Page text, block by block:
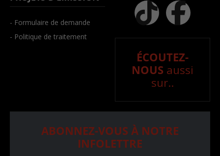
- Formulaire de demande
- Politique de traitement
ÉCOUTEZ-
NOUS aussi
sur..
ABONNEZ-VOUS À NOTRE
INFOLETTRE